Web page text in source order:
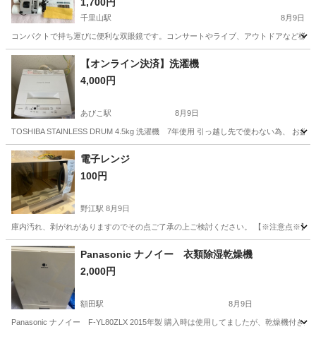
す。箱、専用ケース、説明書、クリーニングクロ
スが付属した未使用品
千里山駅 8月9日
コンパクトで持ち運びに便利な双眼鏡です。コンサートやライブ、アウトドアなど様
大阪 吹田市 千里山駅 カメラ
【オンライン決済】洗濯機
4,000円
あびこ駅 8月9日
TOSHIBA STAINLESS DRUM 4.5kg 洗濯機 7年使用 引っ越し先で使わない為、 お盆8
大阪 大阪市 あびこ駅
電子レンジ
100円
野江駅 8月9日
庫内汚れ、剥がれがありますのでその点ご了承の上ご検討ください。 【※注意点※】
大阪 大阪市 キッチン家電
Panasonic ナノイー 衣類除湿乾燥機
2,000円
額田駅 8月9日
Panasonic ナノイー F-YL80ZLX 2015年製 購入時は使用してましたが、乾燥機付き